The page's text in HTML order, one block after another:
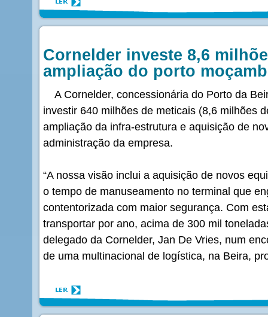
Cornelder investe 8,6
ampliação do porto
A Cornelder, concessionária do Porto da
investir 640 milhões de meticais (8,6 milhões
ampliação da infra-estrutura e aquisição de
administração da empresa.
“A nossa visão inclui a aquisição de novos
o tempo de manuseamento no terminal que
contentorizada com maior segurança. Com
transportar por ano, acima de 300 mil
delegado da Cornelder, Jan De Vries, num
de uma multinacional de logística, na Beira,